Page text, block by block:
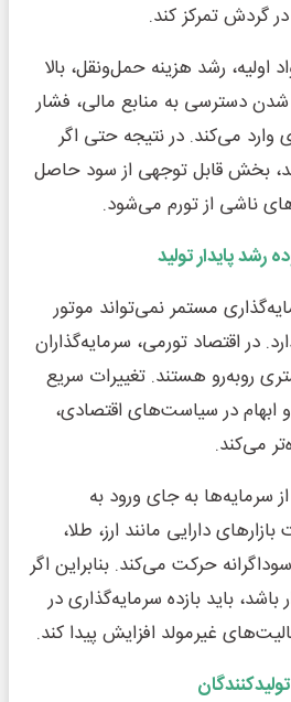
گردش تمرکز کند.
رشد هزینه حمل‌ونقل، بالا
دسترسی به منابع مالی، فشار
وارد می‌کند. در نتیجه حتی اگر
بخش قابل توجهی از سود حاصل
ناشی از تورم می‌شود.
رشد پایدار تولید
مستمر نمی‌تواند موتور
در اقتصاد تورمی، سرمایه‌گذاران
روبه‌رو هستند. تغییرات سریع
ابهام در سیاست‌های اقتصادی،
می‌کند.
سرمایه‌ها به جای ورود به
دارایی مانند ارز، طلا،
حرکت می‌کند. بنابراین اگر
باشد، باید بازده سرمایه‌گذاری در
غیرمولد افزایش پیدا کند.